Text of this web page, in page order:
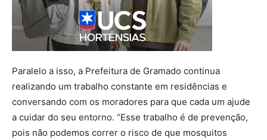
Paralelo a isso, a Prefeitura de Gramado continua
realizando um trabalho constante em residências e
conversando com os moradores para que cada um ajude
a cuidar do seu entorno. “Esse trabalho é de prevenção,
pois não podemos correr o risco de que mosquitos